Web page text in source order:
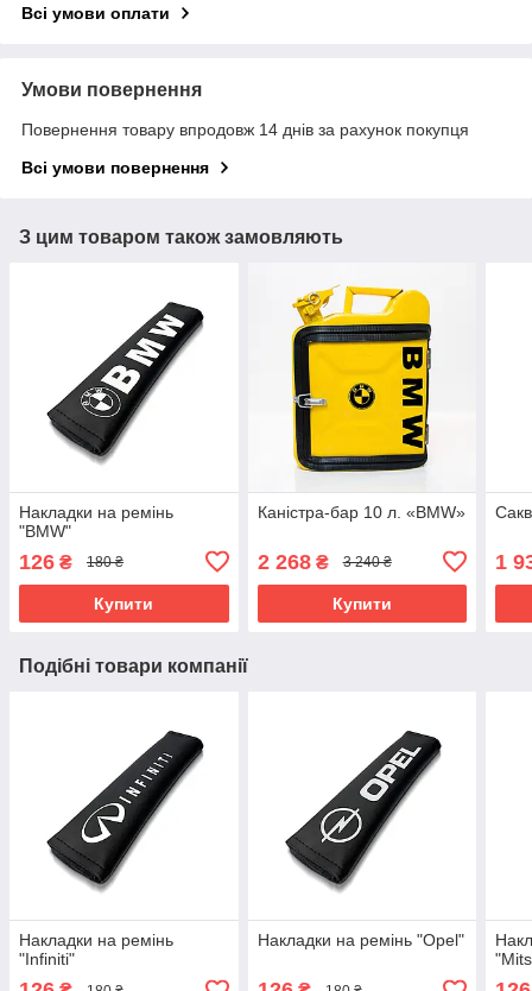
Всі умови оплати
Умови повернення
Повернення товару впродовж 14 днів за рахунок покупця
Всі умови повернення
З цим товаром також замовляють
Накладки на ремінь
"BMW"
126 ₴ 180 ₴
Купити
Каністра-бар 10 л. «BMW»
2 268₴ 3 240 ₴
Купити
1
Подібні товари компанії
Накладки на ремінь
"Infiniti"
Накладки на ремінь "Opel"